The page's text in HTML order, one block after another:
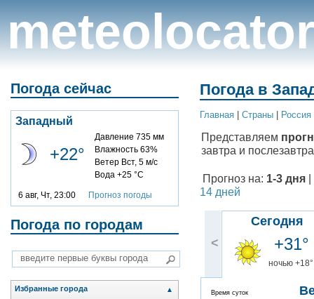
meteolocator
Погода сейчас
Западный
+22°
Давление 735 мм
Влажность 63%
Ветер Вст, 5 м/с
Вода +25 °C
6 авг, Чт, 23:00 Прогноз погоды
Погода по городам
Избранные города ▲
Погода в
Главная Cтраны Россия
Представляем
завтра и
Прогноз на: 1-3 дня
14 дней
<
Сегодня
+31°
ночью +18°
Время суток